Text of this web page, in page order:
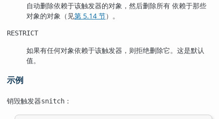
自动删除依赖于该触发器的对象，然后删除所有 依赖于那些
对象的对象（见第 5.14 节）。
RESTRICT
如果有任何对象依赖于该触发器，则拒绝删除它。这是默认
值。
示例
销毁触发器snitch ：